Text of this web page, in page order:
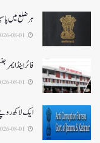
ہر ضلع میں
فائر اینڈ
ایک لاکھ